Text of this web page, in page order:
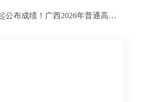
今日17:00起公布成绩！广西2026年普通高等教育专升本考试成绩查询